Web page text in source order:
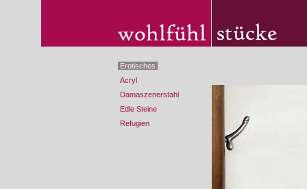
Erotisches
Acryl
Damaszenerstahl
Edle Steine
Refugien